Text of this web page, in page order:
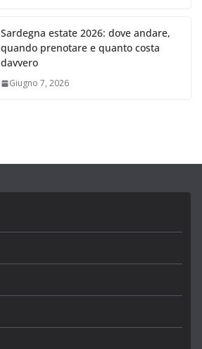
Sardegna estate 2026: dove andare,
quando prenotare e quanto costa
davvero
Giugno 7, 2026